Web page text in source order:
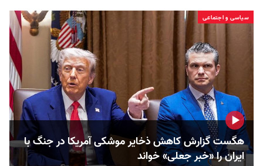
سیاسی و اجتماعی
هگست گزارش کاهش ذخایر موشکی آمریکا در جنگ با
ایران را «خبر جعلی» خواند